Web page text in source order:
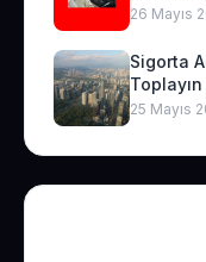
26 Mayıs
Sigorta
Toplayın
25 Mayıs